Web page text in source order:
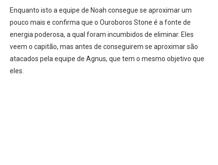
Enquanto isto a equipe de Noah consegue se aproximar um
pouco mais e confirma que o Ouroboros Stone é a fonte de
energia poderosa, a qual foram incumbidos de eliminar. Eles
veem o capitão, mas antes de conseguirem se aproximar são
atacados pela equipe de Agnus, que tem o mesmo objetivo que
eles.